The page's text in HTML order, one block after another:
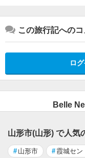
この旅行記へのコ
ロ
Belle
山形市(山形) で人気
# 山形市 # 霞城セン